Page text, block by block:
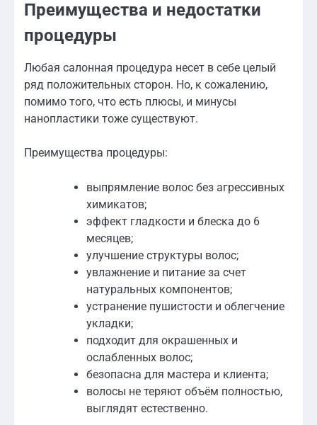
Преимущества и недостатки
процедуры
Любая салонная процедура несет в себе целый
ряд положительных сторон. Но, к сожалению,
помимо того, что есть плюсы, и минусы
нанопластики тоже существуют.
Преимущества процедуры:
выпрямление волос без агрессивных
химикатов;
эффект гладкости и блеска до 6
месяцев;
улучшение структуры волос;
увлажнение и питание за счет
натуральных компонентов;
устранение пушистости и облегчение
укладки;
подходит для окрашенных и
ослабленных волос;
безопасна для мастера и клиента;
волосы не теряют объём полностью,
выглядят естественно.